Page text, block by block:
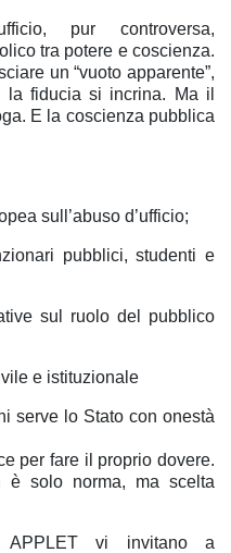
pur controversa,
tra potere e coscienza.
un “vuoto apparente”,
fiducia si incrina. Ma il
E la coscienza pubblica
sull’abuso d’ufficio;
pubblici, studenti e
sul ruolo del pubblico
e istituzionale
serve lo Stato con onestà
per fare il proprio dovere.
solo norma, ma scelta
APPLET vi invitano a